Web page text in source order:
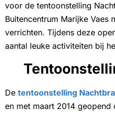
voor de tentoonstelling
Buitencentrum Marijke Vaes
verrichten. Tijdens deze
aantal leuke activiteiten bij
De tentoonstelling
en met maart 2014